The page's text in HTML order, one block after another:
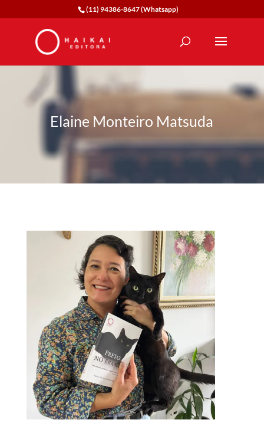
(11) 94386-8647 (Whatsapp)
Elaine Monteiro Matsuda